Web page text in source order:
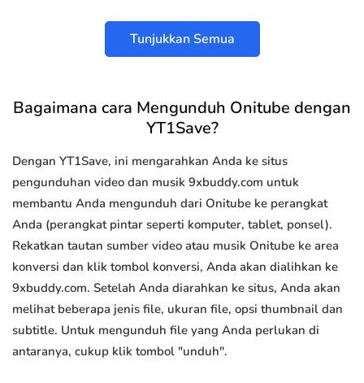
Tunjukkan Semua
Bagaimana cara Mengunduh Onitube dengan
YT1Save?
Dengan YT1Save, ini mengarahkan Anda ke situs
pengunduhan video dan musik 9xbuddy.com untuk
membantu Anda mengunduh dari Onitube ke perangkat
Anda (perangkat pintar seperti komputer, tablet, ponsel).
Rekatkan tautan sumber video atau musik Onitube ke area
konversi dan klik tombol konversi, Anda akan dialihkan ke
9xbuddy.com. Setelah Anda diarahkan ke situs, Anda akan
melihat beberapa jenis file, ukuran file, opsi thumbnail dan
subtitle. Untuk mengunduh file yang Anda perlukan di
antaranya, cukup klik tombol "unduh".